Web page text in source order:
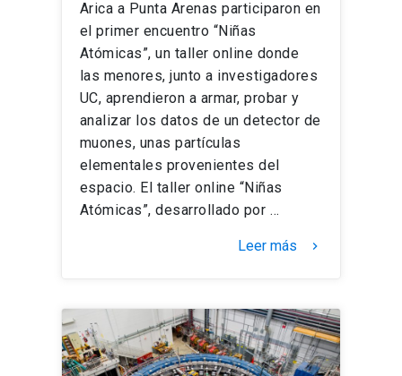
Arica a Punta Arenas participaron en
el primer encuentro “Niñas
Atómicas”, un taller online donde
las menores, junto a investigadores
UC, aprendieron a armar, probar y
analizar los datos de un detector de
muones, unas partículas
elementales provenientes del
espacio. El taller online “Niñas
Atómicas”, desarrollado por …
Leer más keyboard_arrow_right